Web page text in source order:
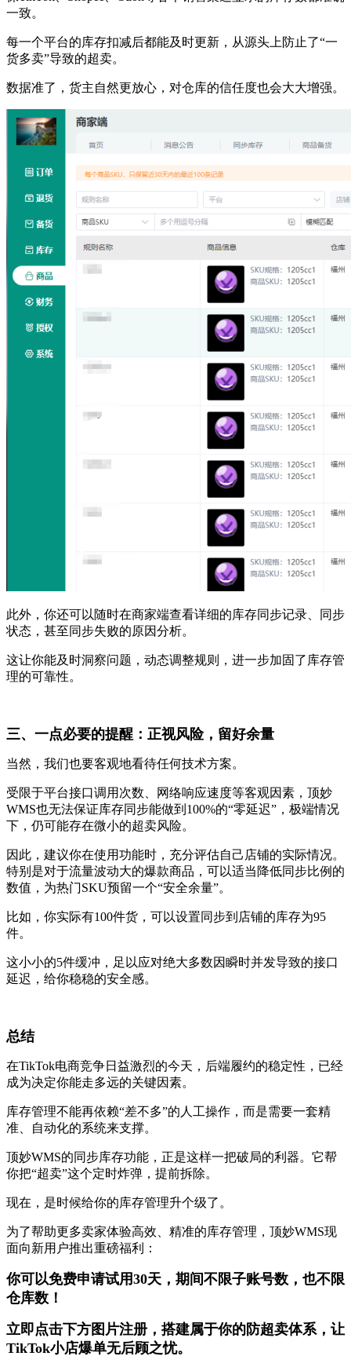
一致。
每一个平台的库存扣减后都能及时更新，从源头上防止了“一
货多卖”导致的超卖。
数据准了，货主自然更放心，对仓库的信任度也会大大增强。
此外，你还可以随时在商家端查看详细的库存同步记录、同步
状态，甚至同步失败的原因分析。
这让你能及时洞察问题，动态调整规则，进一步加固了库存管
理的可靠性。
三、一点必要的提醒：正视风险，留好余量
当然，我们也要客观地看待任何技术方案。
受限于平台接口调用次数、网络响应速度等客观因素，顶妙
WMS也无法保证库存同步能做到100%的“零延迟”，极端情况
下，仍可能存在微小的超卖风险。
因此，建议你在使用功能时，充分评估自己店铺的实际情况。
特别是对于流量波动大的爆款商品，可以适当降低同步比例的
数值，为热门SKU预留一个“安全余量”。
比如，你实际有100件货，可以设置同步到店铺的库存为95
件。
这小小的5件缓冲，足以应对绝大多数因瞬时并发导致的接口
延迟，给你稳稳的安全感。
总结
在TikTok电商竞争日益激烈的今天，后端履约的稳定性，已经
成为决定你能走多远的关键因素。
库存管理不能再依赖“差不多”的人工操作，而是需要一套精
准、自动化的系统来支撑。
顶妙WMS的同步库存功能，正是这样一把破局的利器。它帮
你把“超卖”这个定时炸弹，提前拆除。
现在，是时候给你的库存管理升个级了。
为了帮助更多卖家体验高效、精准的库存管理，顶妙WMS现
面向新用户推出重磅福利：
你可以免费申请试用30天，期间不限子账号数，也不限
仓库数！
立即点击下方图片注册，搭建属于你的防超卖体系，让
TikTok小店爆单无后顾之忧。